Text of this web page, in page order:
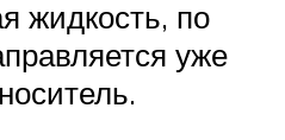
жидкость, по
уже